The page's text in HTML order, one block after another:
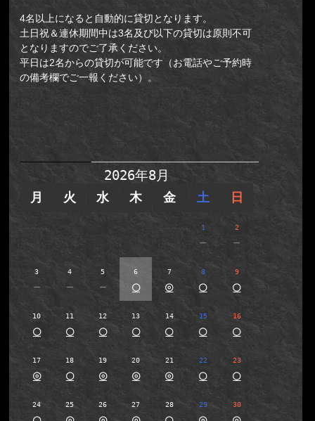
4名以上になると自動的に貸切となります。
土日祝＆連休期間中は3名及び以下の貸切は原則不可
となりますのでご了承ください。
平日は2名からの貸切が可能です（お電話やご予約時
の備考欄でご一報ください）。
【新予約システム】新宿店(集合
2026年8月
月 火 水 木 金 土 日
1
－
2
－
3
－
4
－
5
－
6
○
7
◎
8
○
9
○
10
○
11
○
12
○
13
○
14
○
15
○
16
○
17
◎
18
○
19
◎
20
◎
21
◎
22
○
23
○
24 25 26 27 28 29 30